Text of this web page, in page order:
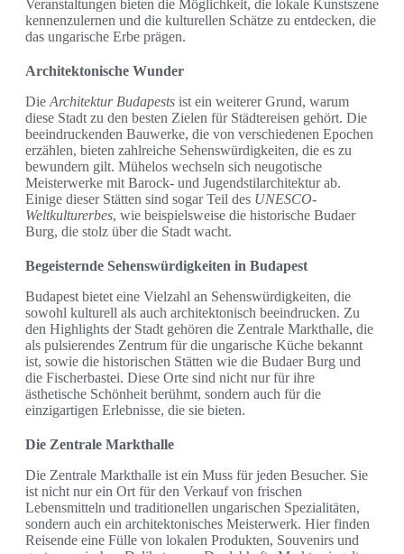
Veranstaltungen bieten die Möglichkeit, die lokale Kunstszene
kennenzulernen und die kulturellen Schätze zu entdecken, die
das ungarische Erbe prägen.
Architektonische Wunder
Die Architektur Budapests ist ein weiterer Grund, warum
diese Stadt zu den besten Zielen für Städtereisen gehört. Die
beeindruckenden Bauwerke, die von verschiedenen Epochen
erzählen, bieten zahlreiche Sehenswürdigkeiten, die es zu
bewundern gilt. Mühelos wechseln sich neugotische
Meisterwerke mit Barock- und Jugendstilarchitektur ab.
Einige dieser Stätten sind sogar Teil des UNESCO-
Weltkulturerbes, wie beispielsweise die historische Budaer
Burg, die stolz über die Stadt wacht.
Begeisternde Sehenswürdigkeiten in Budapest
Budapest bietet eine Vielzahl an Sehenswürdigkeiten, die
sowohl kulturell als auch architektonisch beeindrucken. Zu
den Highlights der Stadt gehören die Zentrale Markthalle, die
als pulsierendes Zentrum für die ungarische Küche bekannt
ist, sowie die historischen Stätten wie die Budaer Burg und
die Fischerbastei. Diese Orte sind nicht nur für ihre
ästhetische Schönheit berühmt, sondern auch für die
einzigartigen Erlebnisse, die sie bieten.
Die Zentrale Markthalle
Die Zentrale Markthalle ist ein Muss für jeden Besucher. Sie
ist nicht nur ein Ort für den Verkauf von frischen
Lebensmitteln und traditionellen ungarischen Spezialitäten,
sondern auch ein architektonisches Meisterwerk. Hier finden
Reisende eine Fülle von lokalen Produkten, Souvenirs und